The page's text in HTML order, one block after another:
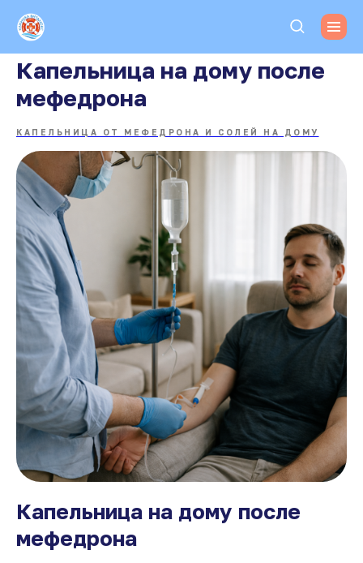
Капельница на дому после
мефедрона
КАПЕЛЬНИЦА ОТ МЕФЕДРОНА И СОЛЕЙ НА ДОМУ
Капельница на дому после
мефедрона